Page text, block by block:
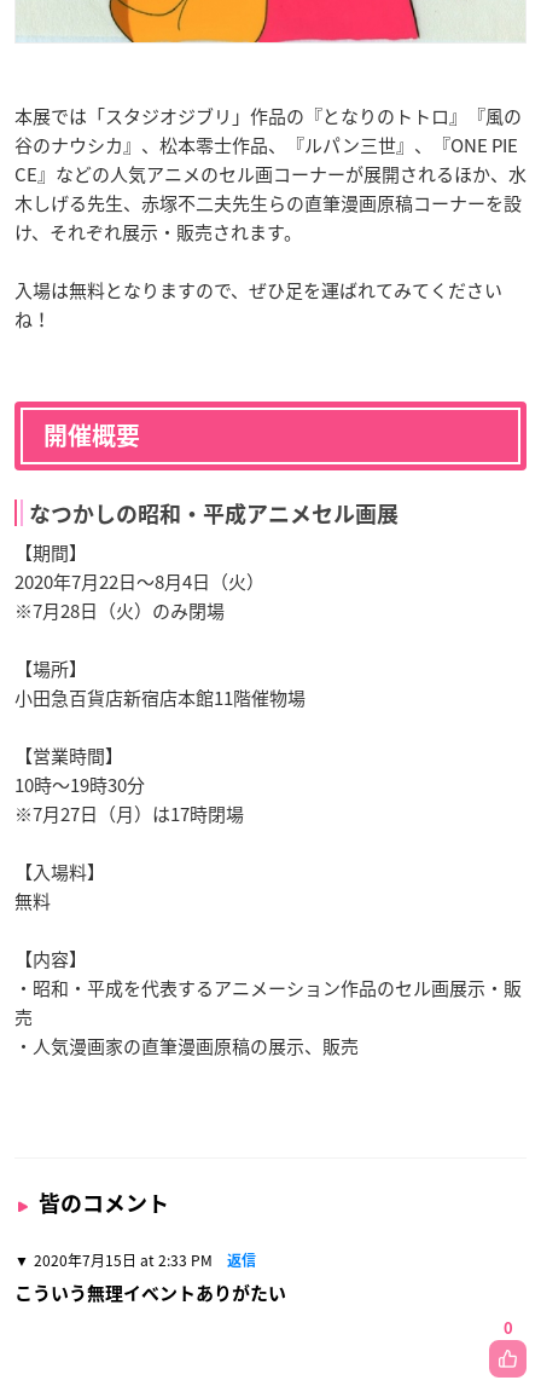
本展では「スタジオジブリ」作品の『となりのトトロ』『風の
谷のナウシカ』、松本零士作品、『ルパン三世』、『ONE PIE
CE』などの人気アニメのセル画コーナーが展開されるほか、水
木しげる先生、赤塚不二夫先生らの直筆漫画原稿コーナーを設
け、それぞれ展示・販売されます。
入場は無料となりますので、ぜひ足を運ばれてみてください
ね！
開催概要
なつかしの昭和・平成アニメセル画展
【期間】
2020年7月22日～8月4日（火）
※7月28日（火）のみ閉場
【場所】
小田急百貨店新宿店本館11階催物場
【営業時間】
10時～19時30分
※7月27日（月）は17時閉場
【入場料】
無料
【内容】
・昭和・平成を代表するアニメーション作品のセル画展示・販
売
・人気漫画家の直筆漫画原稿の展示、販売
皆のコメント
2020年7月15日 at 2:33 PM 返信
こういう無理イベントありがたい
0